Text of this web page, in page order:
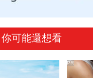
你可能還想看
PR